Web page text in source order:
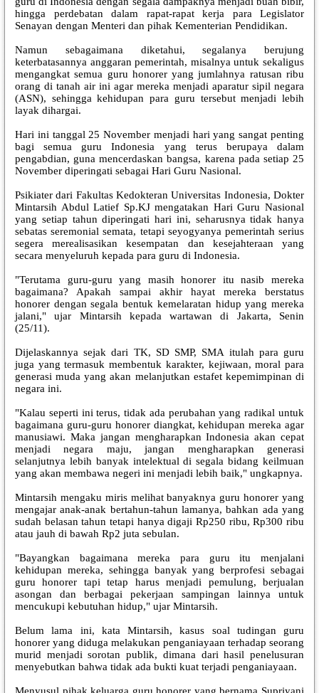
hingga perdebatan dalam rapat-rapat kerja para Legislator
Senayan dengan Menteri dan pihak Kementerian Pendidikan.
Namun sebagaimana diketahui, segalanya berujung
keterbatasannya anggaran pemerintah, misalnya untuk sekaligus
mengangkat semua guru honorer yang jumlahnya ratusan ribu
orang di tanah air ini agar mereka menjadi aparatur sipil negara
(ASN), sehingga kehidupan para guru tersebut menjadi lebih
layak dihargai.
Hari ini tanggal 25 November menjadi hari yang sangat penting
bagi semua guru Indonesia yang terus berupaya dalam
pengabdian, guna mencerdaskan bangsa, karena pada setiap 25
November diperingati sebagai Hari Guru Nasional.
Psikiater dari Fakultas Kedokteran Universitas Indonesia, Dokter
Mintarsih Abdul Latief Sp.KJ mengatakan Hari Guru Nasional
yang setiap tahun diperingati hari ini, seharusnya tidak hanya
sebatas seremonial semata, tetapi seyogyanya pemerintah serius
segera merealisasikan kesempatan dan kesejahteraan yang
secara menyeluruh kepada para guru di Indonesia.
"Terutama guru-guru yang masih honorer itu nasib mereka
bagaimana? Apakah sampai akhir hayat mereka berstatus
honorer dengan segala bentuk kemelaratan hidup yang mereka
jalani," ujar Mintarsih kepada wartawan di Jakarta, Senin
(25/11).
Dijelaskannya sejak dari TK, SD SMP, SMA itulah para guru
juga yang termasuk membentuk karakter, kejiwaan, moral para
generasi muda yang akan melanjutkan estafet kepemimpinan di
negara ini.
"Kalau seperti ini terus, tidak ada perubahan yang radikal untuk
bagaimana guru-guru honorer diangkat, kehidupan mereka agar
manusiawi. Maka jangan mengharapkan Indonesia akan cepat
menjadi negara maju, jangan mengharapkan generasi
selanjutnya lebih banyak intelektual di segala bidang keilmuan
yang akan membawa negeri ini menjadi lebih baik," ungkapnya.
Mintarsih mengaku miris melihat banyaknya guru honorer yang
mengajar anak-anak bertahun-tahun lamanya, bahkan ada yang
sudah belasan tahun tetapi hanya digaji Rp250 ribu, Rp300 ribu
atau jauh di bawah Rp2 juta sebulan.
"Bayangkan bagaimana mereka para guru itu menjalani
kehidupan mereka, sehingga banyak yang berprofesi sebagai
guru honorer tapi tetap harus menjadi pemulung, berjualan
asongan dan berbagai pekerjaan sampingan lainnya untuk
mencukupi kebutuhan hidup," ujar Mintarsih.
Belum lama ini, kata Mintarsih, kasus soal tudingan guru
honorer yang diduga melakukan penganiayaan terhadap seorang
murid menjadi sorotan publik, dimana dari hasil penelusuran
menyebutkan bahwa tidak ada bukti kuat terjadi penganiayaan.
Menyusul pihak keluarga guru honorer yang bernama Supriyani